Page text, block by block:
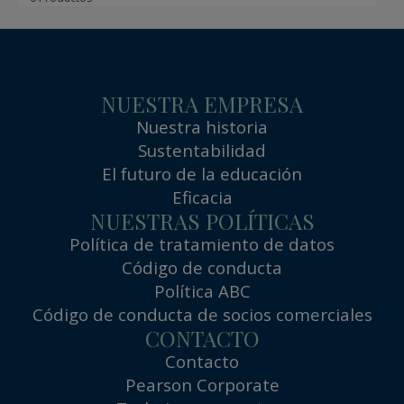
NUESTRA EMPRESA
Nuestra historia
Sustentabilidad
El futuro de la educación
Eficacia
NUESTRAS POLÍTICAS
Política de tratamiento de datos
Código de conducta
Política ABC
Código de conducta de socios comerciales
CONTACTO
Contacto
Pearson Corporate